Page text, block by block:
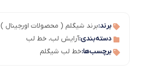
برند:برند شیگلم ( محصولات اورجینال )
دسته‌بندی:آرایش لب، خط لب
برچسب‌ها:خط لب شیگلم